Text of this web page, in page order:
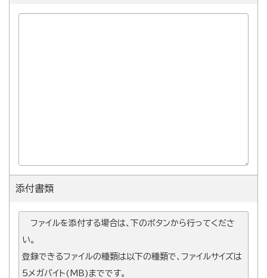
添付書類
ファイルを添付する場合は、下のボタンから行ってくださ
い。
登録できるファイルの種類は以下の種類で、ファイルサイズは
5メガバイト(MB)までです。